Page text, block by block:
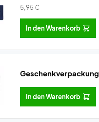
5,95€
In den Warenkorb
Geschenkverpackung
In den Warenkorb